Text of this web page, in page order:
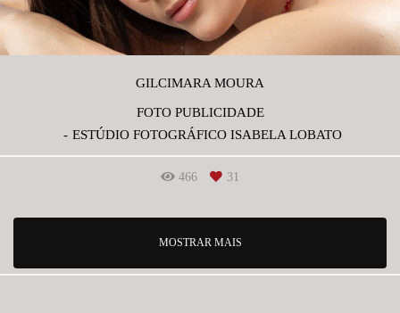
GILCIMARA MOURA
FOTO PUBLICIDADE
ESTÚDIO FOTOGRÁFICO ISABELA LOBATO
466 31
MOSTRAR MAIS